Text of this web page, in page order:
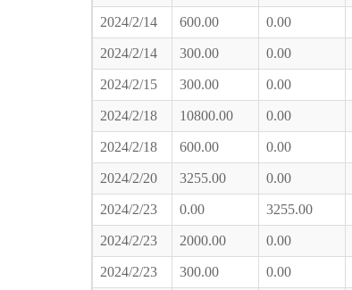
2024/2/14 600.00 0.00
2024/2/14 300.00 0.00
2024/2/15 300.00 0.00
2024/2/18 10800.00 0.00
2024/2/18 600.00 0.00
2024/2/20 3255.00 0.00
2024/2/23 0.00 3255.00
2024/2/23 2000.00 0.00
2024/2/23 300.00 0.00